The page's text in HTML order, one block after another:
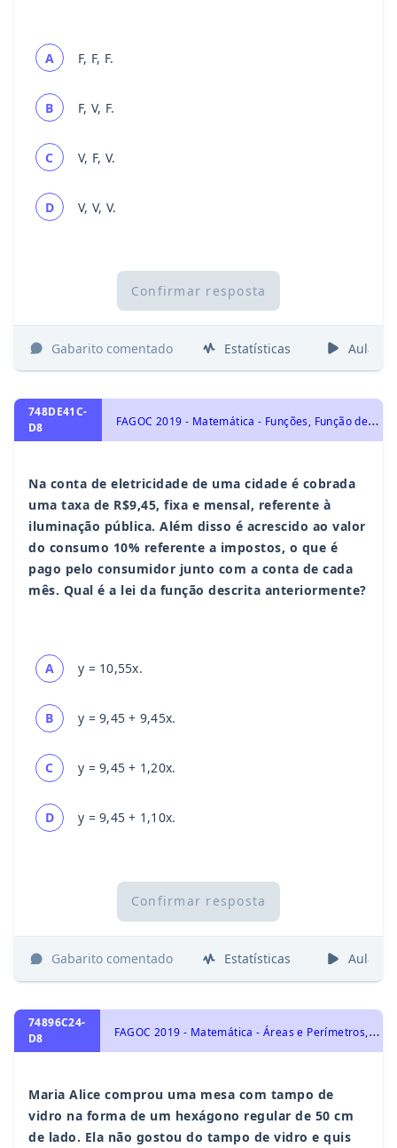
A F, F, F.
B F, V, F.
C V, F, V.
D V, V, V.
Confirmar resposta
Gabarito comentado Estatísticas Aulas
748DE41C-
D8
F
AGOC 2019 - Matemática - Funções, Função de 1º Grau
Na conta de eletricidade de uma cidade é cobrada
uma taxa de R$9,45, fixa e mensal, referente à
iluminação pública. Além disso é acrescido ao valor
do consumo 10% referente a impostos, o que é
pago pelo consumidor junto com a conta de cada
mês. Qual é a lei da função descrita anteriormente?
A y = 10,55x.
B y = 9,45 + 9,45x.
C y = 9,45 + 1,20x.
D y = 9,45 + 1,10x.
Confirmar resposta
Gabarito comentado Estatísticas Aulas
74896C24-
D8
F
AGOC 2019 - Matemática - Áreas e Perímetros, Geometria Plana
Maria Alice comprou uma mesa com tampo de
vidro na forma de um hexágono regular de 50 cm
de lado. Ela não gostou do tampo de vidro e quis